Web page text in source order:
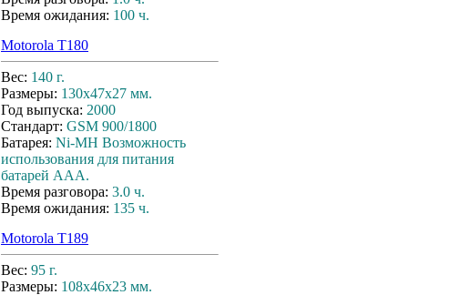
Время ожидания: 100 ч.
Motorola T180
Вес: 140 г.
Размеры: 130x47x27 мм.
Год выпуска: 2000
Стандарт: GSM 900/1800
Батарея: Ni-MH Возможность
использования для питания
батарей ААА.
Время разговора: 3.0 ч.
Время ожидания: 135 ч.
Motorola T189
Вес: 95 г.
Размеры: 108x46x23 мм.